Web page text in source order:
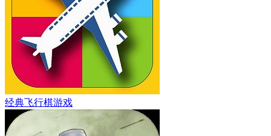
经典飞行棋游戏